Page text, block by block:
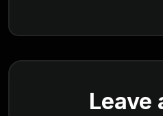
Leave